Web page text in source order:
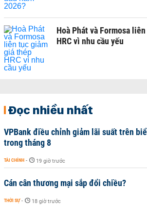
Hoà Phát và Formosa
HRC vì nhu cầu yếu
Đọc nhiều nhất
VPBank điều chỉnh giảm lãi suất trên
trong tháng 8
TÀI CHÍNH - 19 giờ trước
Cán cân thương mại sắp đổi chiều?
THỜI SỰ - 18 giờ trước